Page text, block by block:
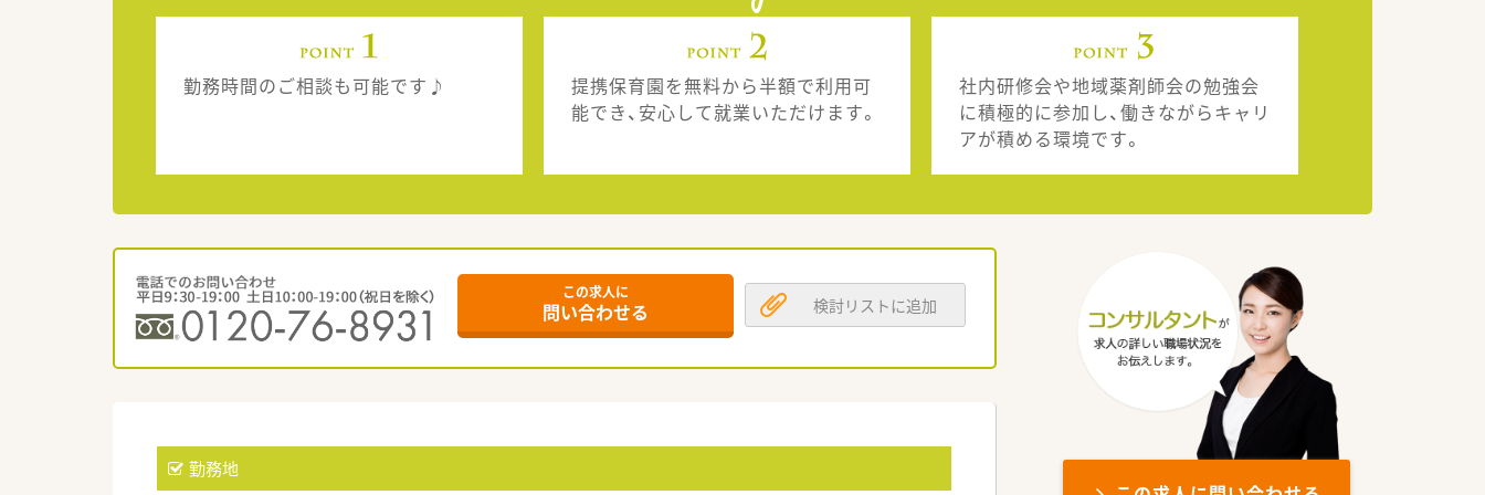
勤務時間のご相談も可能です♪
提携保育園を無料から半額で利用可
能でき、安心して就業いただけます。
社内研修会や地域薬剤師会の勉強会
に積極的に参加し、働きながらキャリ
アが積める環境です。
この求人に
問い合わせる 検討リストに追加
勤務地